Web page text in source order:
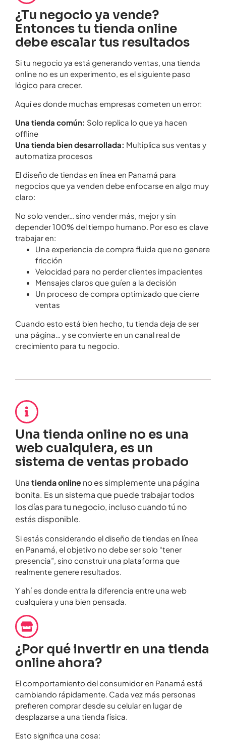
¿Tu negocio ya vende?
Entonces tu tienda online
debe escalar tus resultados
Si tu negocio ya está generando ventas, una tienda
online no es un experimento, es el siguiente paso
lógico para crecer.
Aquí es donde muchas empresas cometen un error:
Una tienda común: Solo replica lo que ya hacen
offline
Una tienda bien desarrollada: Multiplica sus ventas y
automatiza procesos
El diseño de tiendas en línea en Panamá para
negocios que ya venden debe enfocarse en algo muy
claro:
No solo vender… sino vender más, mejor y sin
depender 100% del tiempo humano. Por eso es clave
trabajar en:
Una experiencia de compra fluida que no genere
fricción
Velocidad para no perder clientes impacientes
Mensajes claros que guíen a la decisión
Un proceso de compra optimizado que cierre
ventas
Cuando esto está bien hecho, tu tienda deja de ser
una página… y se convierte en un canal real de
crecimiento para tu negocio.
Una tienda online no es una
web cualquiera, es un
sistema de ventas probado
Unatienda onlineno es simplemente una página
bonita. Es un sistema que puede trabajar todos
los días para tu negocio, incluso cuando tú no
estás disponible.
Si estás considerando el diseño de tiendas en línea
en Panamá, el objetivo no debe ser solo “tener
presencia”, sino construir una plataforma que
realmente genere resultados.
Y ahí es donde entra la diferencia entre una web
cualquiera y una bien pensada.
¿Por qué invertir en una tienda
online ahora?
El comportamiento del consumidor en Panamá está
cambiando rápidamente. Cada vez más personas
prefieren comprar desde su celular en lugar de
desplazarse a una tienda física.
Esto significa una cosa: